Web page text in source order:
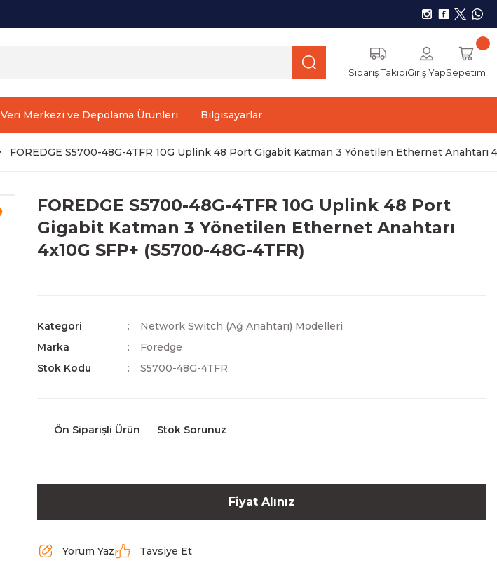
Sipariş TakibiGiriş YapSepetim
Veri Merkezi ve Depolama Ürünleri Bilgisayarlar
FOREDGE S5700-48G-4TFR 10G Uplink 48 Port Gigabit Katman 3 Yönetilen Ethernet Anahtarı
FOREDGE S5700-48G-4TFR 10G Uplink 48 Port
Gigabit Katman 3 Yönetilen Ethernet Anahtarı
4x10G SFP+ (S5700-48G-4TFR)
Kategori
Network Switch (Ağ Anahtarı) Modelleri
Marka
Foredge
Stok Kodu
S5700-48G-4TFR
Ön Siparişli Ürün Stok Sorunuz
Fiyat Alınız
Yorum Yaz Tavsiye Et